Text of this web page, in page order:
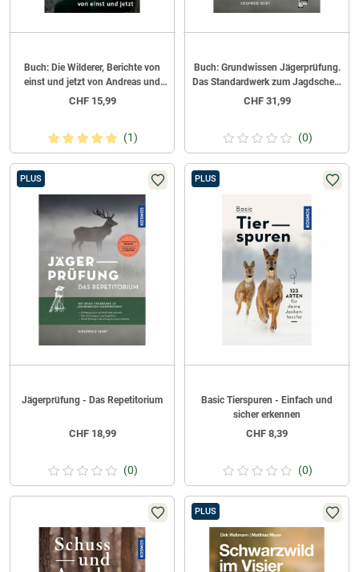
Buch: Die Wilderer, Berichte von
einst und jetzt von Andreas und
Regina Zeppelzauer
CHF15,99
(1)
Buch: Grundwissen Jägerprüfung.
Das Standardwerk zum Jagdschein
von Siegfried Seibt
CHF31,99
(0)
PLUS
Jägerprüfung - Das Repetitorium
CHF18,99
(0)
PLUS
Basic Tierspuren - Einfach und
sicher erkennen
CHF 8,39
(0)
PLUS